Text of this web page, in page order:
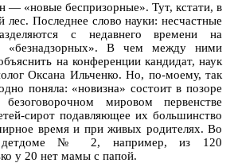
— «новые беспризорные». Тут, кстати, в
лес. Последнее слово науки: несчастные
с недавнего времени на
«безнадзорных». В чем между ними
на конференции кандидат, наук
Оксана Ильченко. Но, по-моему, так
поняла: «новизна» состоит в позоре
мировом первенстве
сирот подавляющее их большинство
время и при живых родителях. Во
детдоме № 2, например, из 120
у 20 нет мамы с папой.